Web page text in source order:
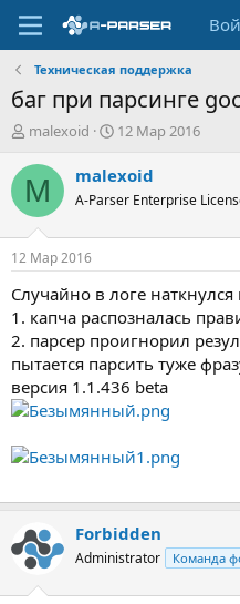
Техническая поддержка
баг при парсинге
А
т
о
т
е
м
ы
malexoid
Д
т
н
а
л
12 Мар 2016
M malexoid
A-Parser Enterprise
12 Мар 2016
Случайно в логе
1. капча распозналась
2. парсер проигнорил
пытается парсить туже
версия 1.1.436 beta
Forbidden
Administrator Команда